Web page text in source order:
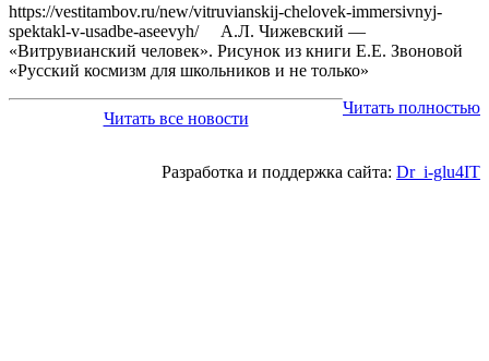
https://vestitambov.ru/new/vitruvianskij-chelovek-immersivnyj-
spektakl-v-usadbe-aseevyh/ А.Л. Чижевский —
«Витрувианский человек». Рисунок из книги Е.Е. Звоновой
«Русский космизм для школьников и не только»
Читать полностью
Читать все новости
Разработка и поддержка сайта: Dr_i-glu4IT